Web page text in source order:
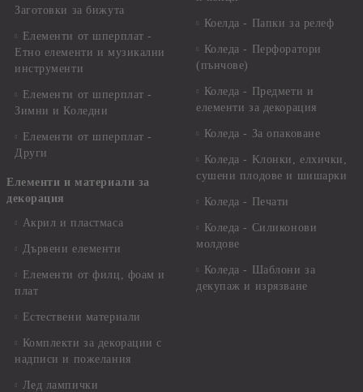
Заготовки за бижута
Елементи от шперплат -
Етно елементи и музикални
инструменти
Елементи от шперплат -
Зимни и Коледни
Елементи от шперплат -
Други
Елементи и материали за
декорация
Акрил и пластмаса
Дървени елементи
Елементи от филц, фоам и
плат
Естествени материали
Комплекти за декорации с
надписи и пожелания
Лед лампички
Коелда - Папки за релеф
Коледа - Перфоратори
(пънчове)
Коледа - Предмети и
елементи за декорация
Коледа - За опаковане
Коледа - Kлонки, елхички,
сушени плодове и шишарки
Коледа - Печати
Коледа - Силиконови
молдове
Коледа - Шаблони за
декупаж и изрязване